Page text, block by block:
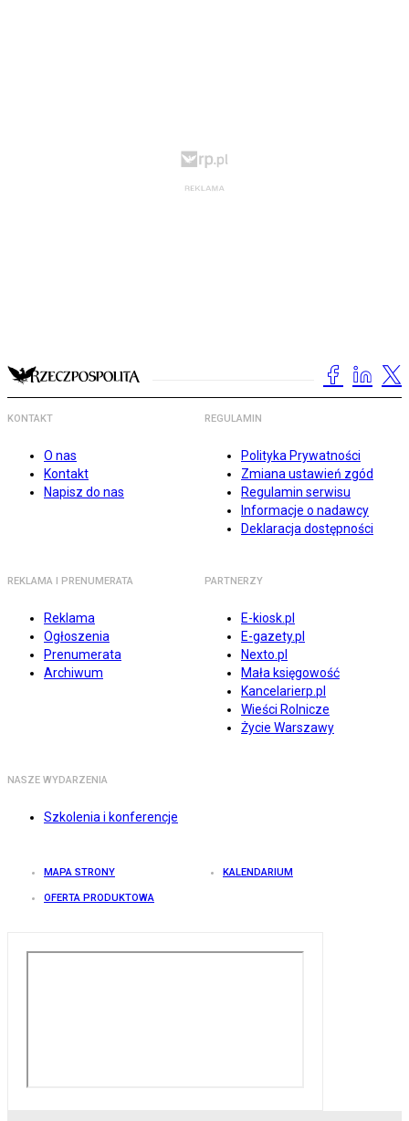
KONTAKT
O nas
Kontakt
Napisz do nas
REGULAMIN
Polityka Prywatności
Zmiana ustawień zgód
Regulamin serwisu
Informacje o nadawcy
Deklaracja dostępności
REKLAMA I PRENUMERATA
Reklama
Ogłoszenia
Prenumerata
Archiwum
PARTNERZY
E-kiosk.pl
E-gazety.pl
Nexto.pl
Mała księgowość
Kancelarierp.pl
Wieści Rolnicze
Życie Warszawy
NASZE WYDARZENIA
Szkolenia i konferencje
MAPA STRONY KALENDARIUM
OFERTA PRODUKTOWA